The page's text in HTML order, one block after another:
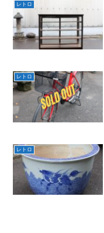
レトロ
レトロ
レトロ